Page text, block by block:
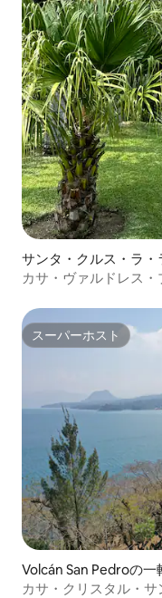
サンタ・クルス・ラ・
カサ・ヴァルドレス
スーパーホスト
スーパーホスト
Volcán San Pedroの一
カサ・クリスタル・